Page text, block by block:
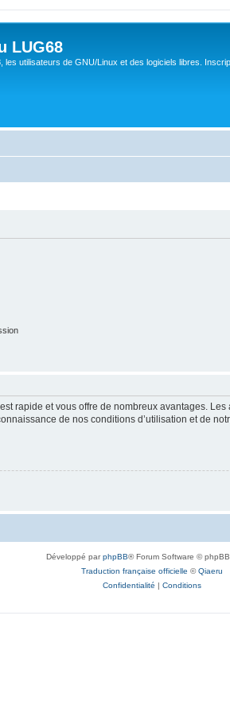
LUG68
les utilisateurs de GNU/Linux et des logiciels libres.
rapide et vous offre de nombreux avantages.
de nos conditions d’utilisation et de
Développé parphpBB® Forum Software ©
Traduction française officielle ©Qiaeru
Confidentialité | Conditions